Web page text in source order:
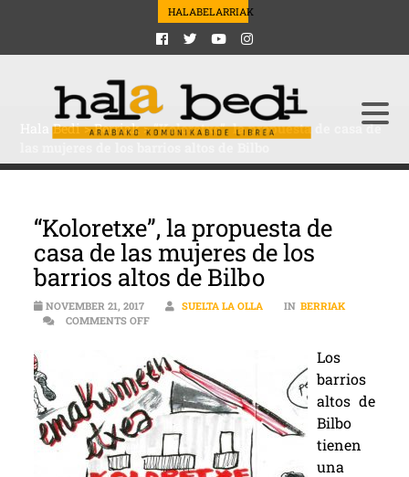
HALABELARRIAK
Hala Bedi>Berriak>“Koloretxe”, la propuesta de casa de
“Koloretxe”, la propuesta de
casa de las mujeres de los
barrios altos de Bilbo
NOVEMBER 21, 2017 SUELTA LA OLLA IN BERRIAK
COMMENTS OFFON “KOLORETXE”, LA PROPUESTA DE CASA DE
Los
barrios
altos de
Bilbo
tienen
una